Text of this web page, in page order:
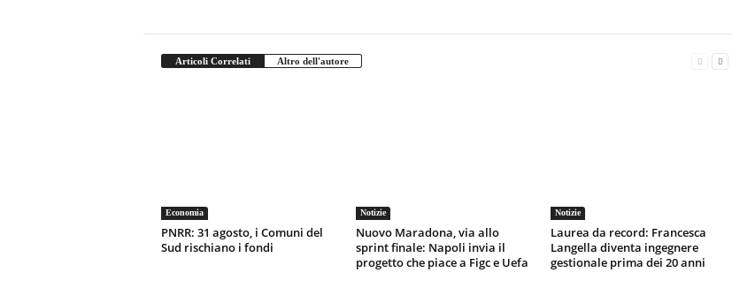
Articoli Correlati Altro dell'autore
Economia
PNRR: 31 agosto, i Comuni del
Sud rischiano i fondi
Notizie
Nuovo Maradona, via allo
sprint finale: Napoli invia il
progetto che piace a Figc e Uefa
Notizie
Laurea da record: Francesca
Langella diventa ingegnere
gestionale prima dei 20 anni